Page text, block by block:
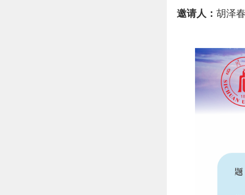
邀请人： 胡泽春